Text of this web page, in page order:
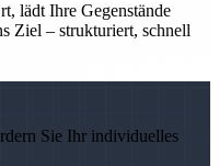
lädt Ihre Gegenstände
Ziel – strukturiert, schnell
Sie Ihr individuelles